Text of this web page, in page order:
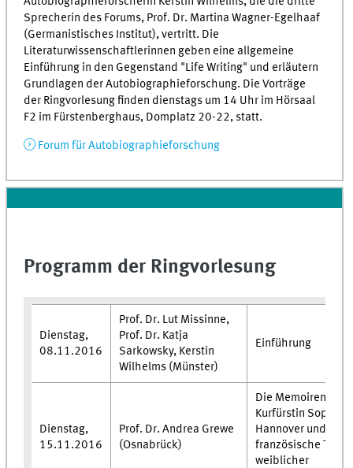
Sprecherin des Forums, Prof. Dr. Martina Wagner-Egelhaaf
(Germanistisches Institut), vertritt. Die
Literaturwissenschaftlerinnen geben eine allgemeine
Einführung in den Gegenstand "Life Writing" und erläutern
Grundlagen der Autobiographieforschung. Die Vorträge
der Ringvorlesung finden dienstags um 14 Uhr im Hörsaal
F2 im Fürstenberghaus, Domplatz 20-22, statt.
Forum für Autobiographieforschung
Programm der Ringvorlesung
Dienstag,
08.11.2016
Prof. Dr. Lut Missinne,
Prof. Dr. Katja
Sarkowsky, Kerstin
Wilhelms (Münster)
Einführung
Dienstag,
15.11.2016
Prof. Dr. Andrea Grewe
(Osnabrück)
Die Memoiren der
Kurfürstin Sophie
Hannover und die
französische
weiblicher